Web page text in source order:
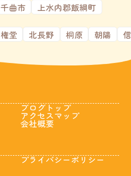
千曲市
上水内郡飯綱町
権堂 北長野 桐原 朝陽
ブログトップ
アクセスマップ
会社概要
プライバシーポリシー